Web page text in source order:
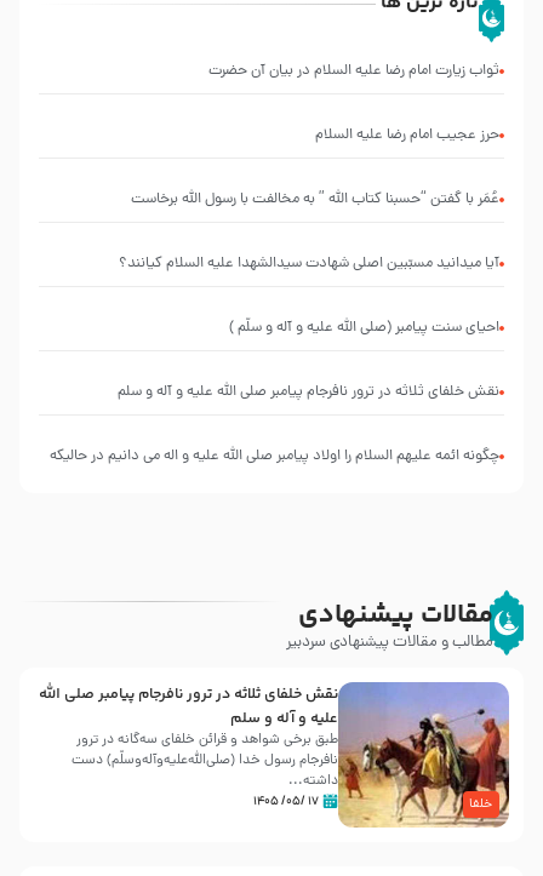
ثواب زیارت امام رضا علیه السلام در بیان آن حضرت
حرز عجیب امام رضا علیه السلام
عُمَر با گفتن “حسبنا كتاب اللّه ” به مخالفت با رسول اللّه برخاست
آیا میدانید مسبّبین اصلی شهادت سیدالشهدا علیه ‌السلام کیانند؟
احیای سنت پیامبر (صلی الله علیه و آله و سلّم )
نقش خلفای ثلاثه در ترور نافرجام پیامبر صلی الله علیه و آله و سلم
چگونه ائمه علیهم السلام را اولاد پیامبر صلی الله علیه و اله می دانیم در حالیکه
مقالات پیشنهادی
مطالب و مقالات پیشنهادی سردبیر
خلفا
نقش خلفای ثلاثه در ترور نافرجام پیامبر صلی الله
علیه و آله و سلم
طبق برخی شواهد و قرائن خلفای سه‌گانه در ترور
نافرجام رسول خدا (صلی‌الله‌علیه‌و‌آله‌وسلّم) دست
داشته‌...
۱۷ /۰۵/ ۱۴۰۵